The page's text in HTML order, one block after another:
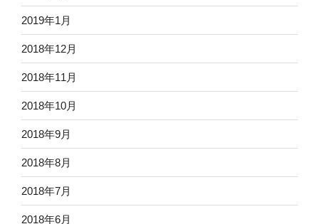
2019年1月
2018年12月
2018年11月
2018年10月
2018年9月
2018年8月
2018年7月
2018年6月